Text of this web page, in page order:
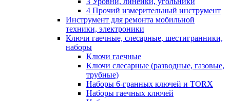
4 Прочий измерительный инструмент
Инструмент для ремонта мобильной
техники, электроники
Ключи гаечные, слесарные, шестигранники,
наборы
Ключи гаечные
Ключи слесарные (разводные, газовые,
трубные)
Наборы 6-гранных ключей и TORX
Наборы гаечных ключей